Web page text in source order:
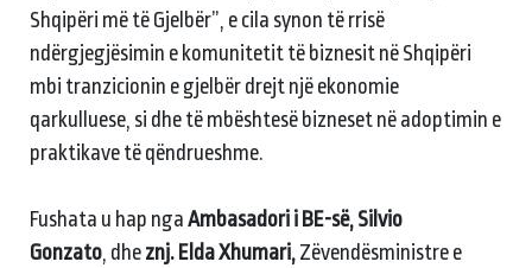
Shqipëri më të Gjelbër”, e cila synon të rrisë
ndërgjegjësimin e komunitetit të biznesit në Shqipëri
mbi tranzicionin e gjelbër drejt një ekonomie
qarkulluese, si dhe të mbështesë bizneset në adoptimin e
praktikave të qëndrueshme.
Fushata u hap nga Ambasadori i BE-së, Silvio
Gonzato , dhe znj. Elda Xhumari, Zëvendësministre e